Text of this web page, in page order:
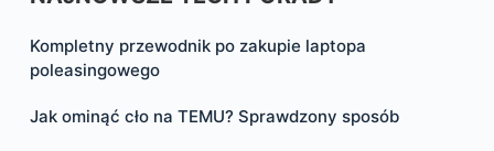
Kompletny przewodnik po zakupie laptopa
poleasingowego
Jak ominąć cło na TEMU? Sprawdzony sposób